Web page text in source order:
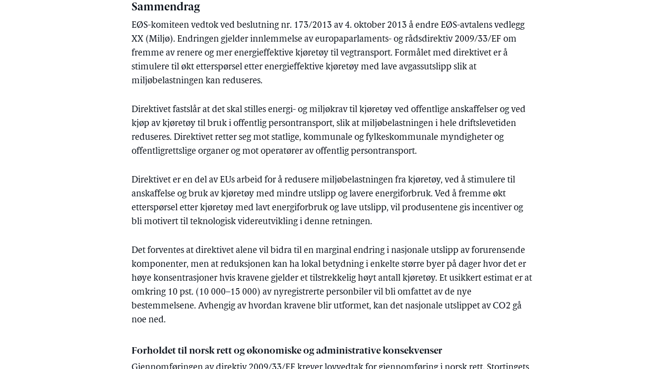
Sammendrag
EØS-komiteen vedtok ved beslutning nr. 173/2013 av 4. oktober 2013 å endre EØS-avtalens vedlegg
XX (Miljø). Endringen gjelder innlemmelse av europaparlaments- og rådsdirektiv 2009/33/EF om
fremme av renere og mer energieffektive kjøretøy til vegtransport. Formålet med direktivet er å
stimulere til økt etterspørsel etter energieffektive kjøretøy med lave avgassutslipp slik at
miljøbelastningen kan reduseres.
Direktivet fastslår at det skal stilles energi- og miljøkrav til kjøretøy ved offentlige anskaffelser og ved
kjøp av kjøretøy til bruk i offentlig persontransport, slik at miljøbelastningen i hele driftslevetiden
reduseres. Direktivet retter seg mot statlige, kommunale og fylkeskommunale myndigheter og
offentligrettslige organer og mot operatører av offentlig persontransport.
Direktivet er en del av EUs arbeid for å redusere miljøbelastningen fra kjøretøy, ved å stimulere til
anskaffelse og bruk av kjøretøy med mindre utslipp og lavere energiforbruk. Ved å fremme økt
etterspørsel etter kjøretøy med lavt energiforbruk og lave utslipp, vil produsentene gis incentiver og
bli motivert til teknologisk videreutvikling i denne retningen.
Det forventes at direktivet alene vil bidra til en marginal endring i nasjonale utslipp av forurensende
komponenter, men at reduksjonen kan ha lokal betydning i enkelte større byer på dager hvor det er
høye konsentrasjoner hvis kravene gjelder et tilstrekkelig høyt antall kjøretøy. Et usikkert estimat er at
omkring 10 pst. (10 000–15 000) av nyregistrerte personbiler vil bli omfattet av de nye
bestemmelsene. Avhengig av hvordan kravene blir utformet, kan det nasjonale utslippet av CO2 gå
noe ned.
Forholdet til norsk rett og økonomiske og administrative konsekvenser